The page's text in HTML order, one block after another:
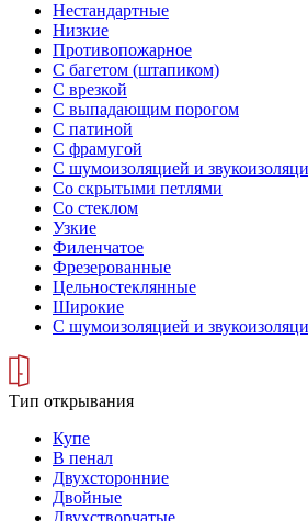
Нестандартные
Низкие
Противопожарное
С багетом (штапиком)
С врезкой
С выпадающим порогом
С патиной
С фрамугой
С шумоизоляцией и
Со скрытыми петлями
Со стеклом
Узкие
Филенчатое
Фрезерованные
Цельностеклянные
Широкие
С шумоизоляцией и
Тип открывания
Купе
В пенал
Двухсторонние
Двойные
Двухстворчатые